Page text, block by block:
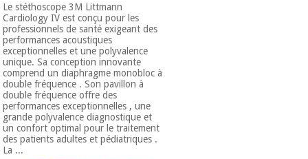
Le stéthoscope 3M Littmann
Cardiology IV est conçu pour les
professionnels de santé exigeant des
performances acoustiques
exceptionnelles et une polyvalence
unique. Sa conception innovante
comprend un diaphragme monobloc à
double fréquence . Son pavillon à
double fréquence offre des
performances exceptionnelles , une
grande polyvalence diagnostique et
un confort optimal pour le traitement
des patients adultes et pédiatriques .
La ...